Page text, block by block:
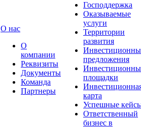
О нас
О
компании
Реквизиты
Документы
Команда
Партнеры
Господдержка
Оказываемые
услуги
Территории
развития
предложения
площадки
карта
Успешные
Ответственный
бизнес в